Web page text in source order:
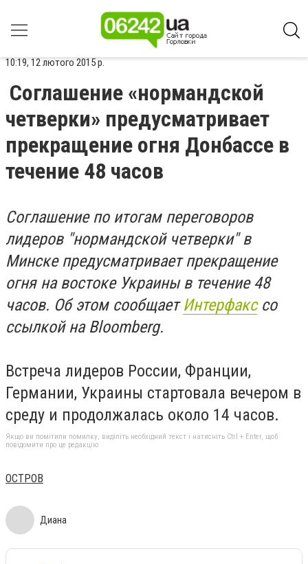
10:19, 12 лютого 2015 р.
Соглашение «нормандской
четверки» предусматривает
прекращение огня Донбассе в
течение 48 часов
Соглашение по итогам переговоров
лидеров "нормандской четверки" в
Минске предусматривает прекращение
огня на востоке Украины в течение 48
часов. Об этом сообщаетИнтерфакссо
ссылкой на Bloomberg.
Встреча лидеров России, Франции,
Германии, Украины стартовала вечером в
среду и продолжалась около 14 часов.
Якщо ви помітили помилку, виділіть необхідний текст і натисніть Ctrl + Enter, щоб
повідомити про це редакцію
ОСТРОВ
Диана